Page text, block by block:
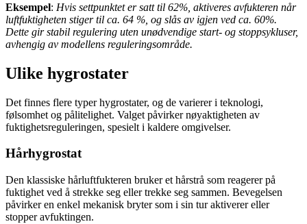
Eksempel: Hvis settpunktet er satt til 62%, aktiveres avfukteren når
luftfuktigheten stiger til ca. 64 %, og slås av igjen ved ca. 60%.
Dette gir stabil regulering uten unødvendige start- og stoppsykluser,
avhengig av modellens reguleringsområde.
Ulike hygrostater
Det finnes flere typer hygrostater, og de varierer i teknologi,
følsomhet og pålitelighet. Valget påvirker nøyaktigheten av
fuktighetsreguleringen, spesielt i kaldere omgivelser.
Hårhygrostat
Den klassiske hårluftfukteren bruker et hårstrå som reagerer på
fuktighet ved å strekke seg eller trekke seg sammen. Bevegelsen
påvirker en enkel mekanisk bryter som i sin tur aktiverer eller
stopper avfuktingen.